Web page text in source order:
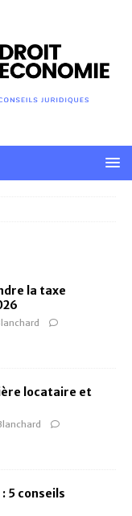
la taxe
locataire et
5 conseils